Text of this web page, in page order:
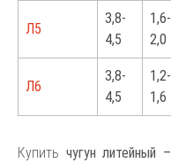
Л5
3,8-
4,5
1,6-
2,0
Л6
3,8-
4,5
1,2-
1,6
Купить чугун литейный –